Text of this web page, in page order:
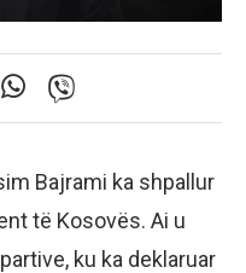
Bajrami ka shpallur
të Kosovës. Ai u
ku ka deklaruar